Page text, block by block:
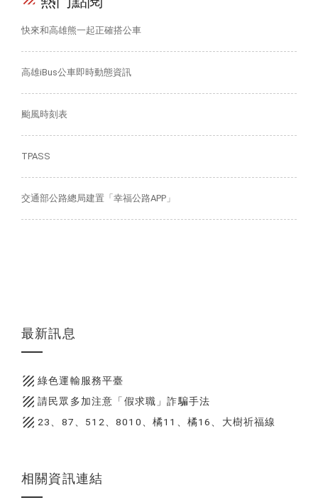
快來和高雄熊一起正確搭公車
高雄iBus公車即時動態資訊
颱風時刻表
TPASS
交通部公路總局建置「幸福公路APP」
最新訊息
texture 綠色運輸服務平臺
texture 請民眾多加注意「假求職」詐騙手法
texture 23、87、512、8010、橘11、橘16、大樹祈福線
相關資訊連結